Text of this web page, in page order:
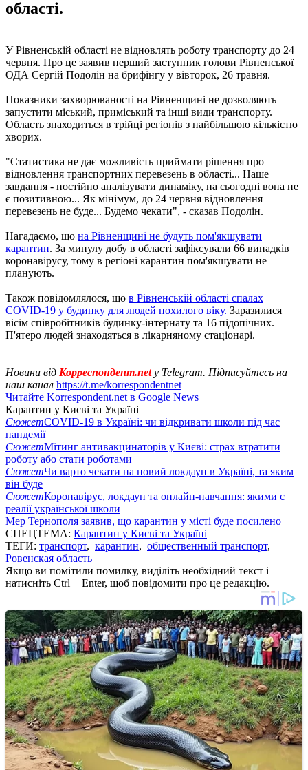
області.
У Рівненській області не відновлять роботу транспорту до 24
червня. Про це заявив перший заступник голови Рівненської
ОДА Сергій Подолін на брифінгу у вівторок, 26 травня.
Показники захворюваності на Рівненщині не дозволяють
запустити міський, приміський та інші види транспорту.
Область знаходиться в трійці регіонів з найбільшою кількістю
хворих.
"Статистика не дає можливість приймати рішення про
відновлення транспортних перевезень в області... Наше
завдання - постійно аналізувати динаміку, на сьогодні вона не
є позитивною... Як мінімум, до 24 червня відновлення
перевезень не буде... Будемо чекати", - сказав Подолін.
Нагадаємо, що на Рівненщині не будуть пом'якшувати
карантин. За минулу добу в області зафіксували 66 випадків
коронавірусу, тому в регіоні карантин пом'якшувати не
планують.
Також повідомлялося, що в Рівненській області спалах
COVID-19 у будинку для людей похилого віку. Заразилися
вісім співробітників будинку-інтернату та 16 підопічних.
П'ятеро людей знаходяться в лікарняному стаціонарі.
Новини від Корреспондент.net у Telegram. Підписуйтесь на
наш канал https://t.me/korrespondentnet
Читайте Korrespondent.net в Google News
Карантин у Києві та Україні
СюжетCOVID-19 в Україні: чи відкривати школи під час
пандемії
СюжетМітинг антивакцинаторів у Києві: страх втратити
роботу або стати роботами
СюжетЧи варто чекати на новий локдаун в Україні, та яким
він буде
СюжетКоронавірус, локдаун та онлайн-навчання: якими є
реалії української школи
Мер Тернополя заявив, що карантин у місті буде посилено
СПЕЦТЕМА: Карантин у Києві та Україні
ТЕГИ: транспорт, карантин, общественный транспорт,
Ровенская область
Якщо ви помітили помилку, виділіть необхідний текст і
натисніть Ctrl + Enter, щоб повідомити про це редакцію.